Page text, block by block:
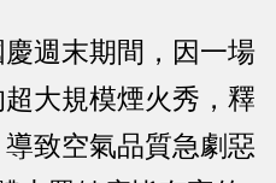
週末期間，因一場
大規模煙火秀，釋
致空氣品質急劇惡